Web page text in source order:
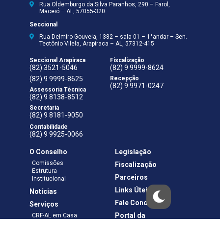
Rua Oldemburgo da Silva Paranhos, 290 – Farol,
Maceió – AL, 57055-320
Seccional
Rua Delmiro Gouveia, 1382 – sala 01 – 1°andar – Sen.
Teotônio Vilela, Arapiraca – AL, 57312-415
Seccional Arapiraca
(82) 3521-5046
(82) 9 9999-8625
Assessoria Técnica
(82) 9 8138-8512
Secretaria
(82) 9 8181-9050
Contabilidade
(82) 9 9925-0066
Fiscalização
(82) 9 9999-8624
Recepção
(82) 9 9971-0247
O Conselho
Comissões
Estrutura
Institucional
Notícias
Serviços
CRF-AL em Casa
Legislação
Fiscalização
Parceiros
Links Úteis
Fale Conosco
Portal da